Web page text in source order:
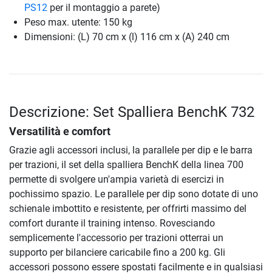
PS12 per il montaggio a parete)
Peso max. utente: 150 kg
Dimensioni: (L) 70 cm x (l) 116 cm x (A) 240 cm
Descrizione: Set Spalliera BenchK 732
Versatilità e comfort
Grazie agli accessori inclusi, la parallele per dip e le barra
per trazioni, il set della spalliera BenchK della linea 700
permette di svolgere un'ampia varietà di esercizi in
pochissimo spazio. Le parallele per dip sono dotate di uno
schienale imbottito e resistente, per offrirti massimo del
comfort durante il training intenso. Rovesciando
semplicemente l'accessorio per trazioni otterrai un
supporto per bilanciere caricabile fino a 200 kg. Gli
accessori possono essere spostati facilmente e in qualsiasi